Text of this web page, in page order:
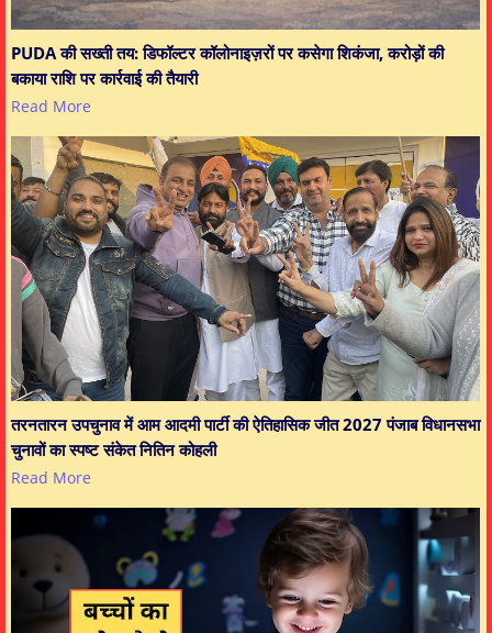
PUDA की सख्ती तय: डिफॉल्टर कॉलोनाइज़रों पर कसेगा शिकंजा, करोड़ों की
बकाया राशि पर कार्रवाई की तैयारी
Read More
तरनतारन उपचुनाव में आम आदमी पार्टी की ऐतिहासिक जीत 2027 पंजाब विधानसभा
चुनावों का स्पष्ट संकेत नितिन कोहली
Read More